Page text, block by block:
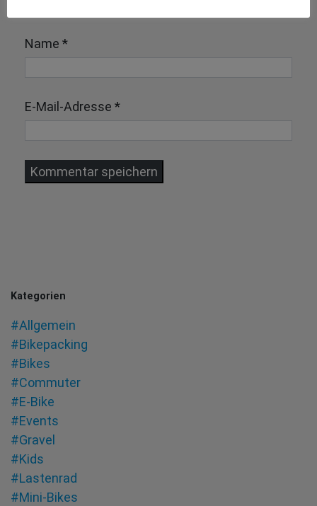
Name *
E-Mail-Adresse *
Kategorien
#Allgemein
#Bikepacking
#Bikes
#Commuter
#E-Bike
#Events
#Gravel
#Kids
#Lastenrad
#Mini-Bikes